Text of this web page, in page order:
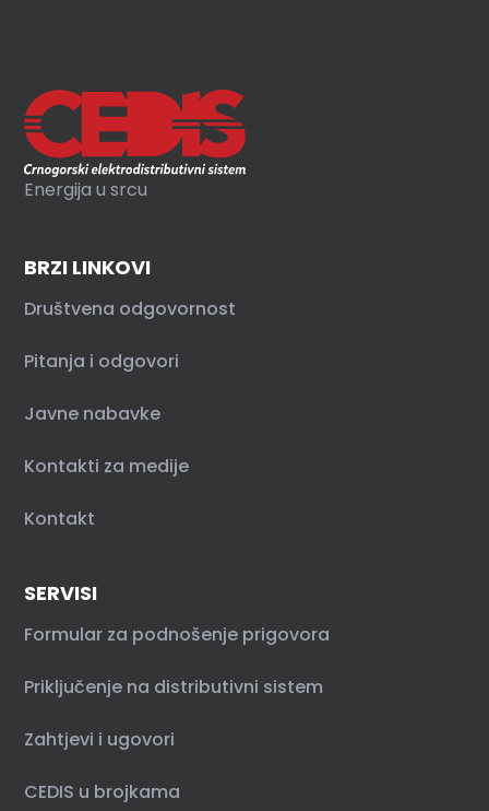
Energija u srcu
BRZI LINKOVI
Društvena odgovornost
Pitanja i odgovori
Javne nabavke
Kontakti za medije
Kontakt
SERVISI
Formular za podnošenje prigovora
Priključenje na distributivni sistem
Zahtjevi i ugovori
CEDIS u brojkama